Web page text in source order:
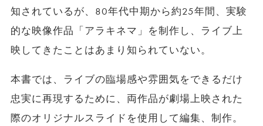
知されているが、80年代中期から約25年間、実験
的な映像作品「アラキネマ」を制作し、ライブ上
映してきたことはあまり知られていない。
本書では、ライブの臨場感や雰囲気をできるだけ
忠実に再現するために、両作品が劇場上映された
際のオリジナルスライドを使用して編集、制作。